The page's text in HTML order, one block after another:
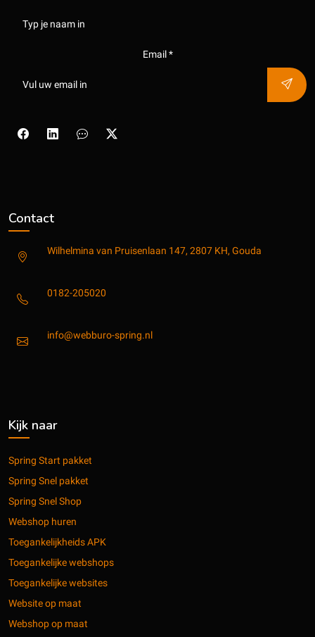
Email *
Contact
Wilhelmina van Pruisenlaan 147, 2807 KH, Gouda
0182-205020
info@webburo-spring.nl
Kijk naar
Spring Start pakket
Spring Snel pakket
Spring Snel Shop
Webshop huren
Toegankelijkheids APK
Toegankelijke webshops
Toegankelijke websites
Website op maat
Webshop op maat